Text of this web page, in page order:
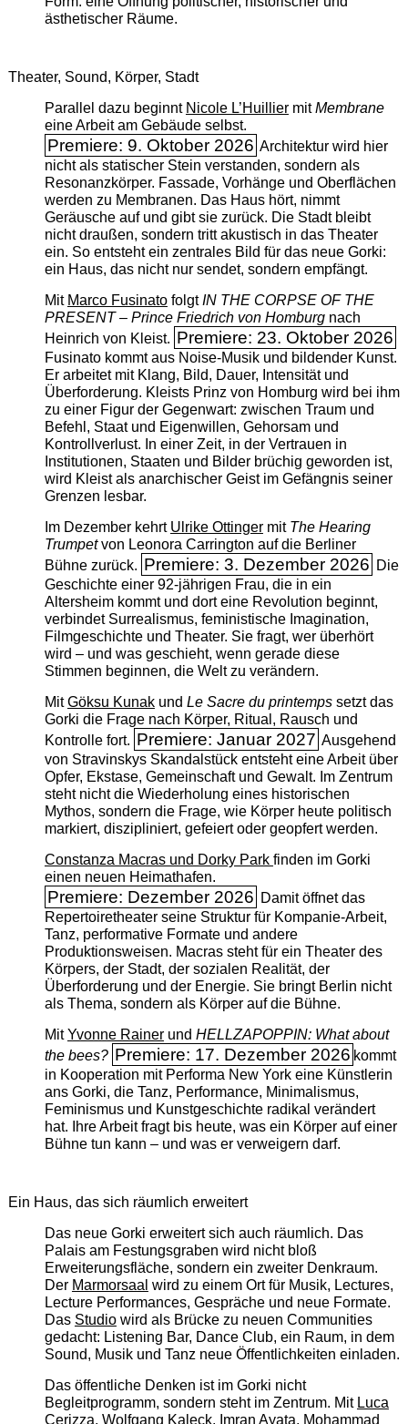
ästhetischer Räume.
Theater, Sound, Körper, Stadt
Parallel dazu beginnt Nicole L’Huilliermit ­Membrane
eine Arbeit am Gebäude selbst.
Premiere: 9. Oktober 2026 Architektur wird hier
nicht als statischer Stein verstanden, sondern als
Resonanzkörper. Fassade, Vorhänge und Oberflächen
werden zu Membranen. Das Haus hört, nimmt
Geräusche auf und gibt sie zurück. Die Stadt bleibt
nicht draußen, sondern tritt akustisch in das Theater
ein. So entsteht ein zentrales Bild für das neue Gorki:
ein Haus, das nicht nur sendet, sondern empfängt.
Mit Marco FusinatofolgtIN THE CORPSE OF THE
PRESENT – Prince Friedrich von Homburgnach
Heinrich von Kleist. Premiere: 23. Oktober 2026
Fusinato kommt aus Noise-Musik und bildender Kunst.
Er arbeitet mit Klang, Bild, Dauer, Intensität und
Überforderung. Kleists Prinz von Homburg wird bei ihm
zu einer Figur der Gegenwart: zwischen Traum und
Befehl, Staat und Eigenwillen, Gehorsam und
Kontrollverlust. In einer Zeit, in der Vertrauen in
Institutionen, Staaten und Bilder brüchig geworden ist,
wird Kleist als anarchischer Geist im Gefängnis seiner
Grenzen lesbar.
Im Dezember kehrt Ulrike Ottingermit The ­Hearing
Trumpetvon Leonora Carrington auf die Berliner
Bühne zurück. Premiere: 3. Dezember 2026 Die
Geschichte einer 92-jährigen Frau, die in ein
Altersheim kommt und dort eine Revolution beginnt,
verbindet Surrealismus, feministische Imagination,
Filmgeschichte und Theater. Sie fragt, wer überhört
wird – und was geschieht, wenn gerade diese
Stimmen beginnen, die Welt zu verändern.
MitGöksu Kunakund Le Sacre du printempssetzt das
Gorki die Frage nach Körper, Ritual, Rausch und
Kontrolle fort. Premiere: Januar 2027 Ausgehend
von Stravinskys Skandalstück entsteht eine Arbeit über
Opfer, Ekstase, Gemeinschaft und Gewalt. Im Zentrum
steht nicht die Wiederholung eines historischen
Mythos, sondern die Frage, wie Körper heute politisch
markiert, diszipliniert, gefeiert oder geopfert werden.
Constanza Macras und Dorky Park finden im Gorki
einen neuen Heimathafen.
Premiere: Dezember 2026 Damit öffnet das
Repertoiretheater seine Struktur für Kompanie-Arbeit,
Tanz, performative Formate und andere
Produktionsweisen. Macras steht für ein Theater des
Körpers, der Stadt, der sozialen Realität, der
Überforderung und der Energie. Sie bringt Berlin nicht
als Thema, sondern als Körper auf die Bühne.
MitYvonne Rainerund HELLZAPOPPIN: What about
the bees? Premiere: 17. Dezember 2026 kommt
in Kooperation mit Performa New York eine Künstlerin
ans Gorki, die Tanz, Performance, Minimalismus,
Feminismus und Kunstgeschichte radikal verändert
hat. Ihre Arbeit fragt bis heute, was ein Körper auf einer
Bühne tun kann – und was er verweigern darf.
Ein Haus, das sich räumlich erweitert
Das neue Gorki erweitert sich auch räumlich. Das
Palais am Festungsgraben wird nicht bloß
Erweiterungsfläche, sondern ein zweiter Denkraum.
Der Marmorsaal wird zu einem Ort für Musik, Lectures,
Lecture Performances, Gespräche und neue Formate.
Das Studiowird als Brücke zu neuen Communities
gedacht: Listening Bar, Dance Club, ein Raum, in dem
Sound, Musik und Tanz neue Öffentlichkeiten einladen.
Das öffentliche Denken ist im Gorki nicht
Begleitprogramm, sondern steht im Zentrum. Mit Luca
Cerizza, Wolfgang Kaleck, Imran Ayata, Mohammad